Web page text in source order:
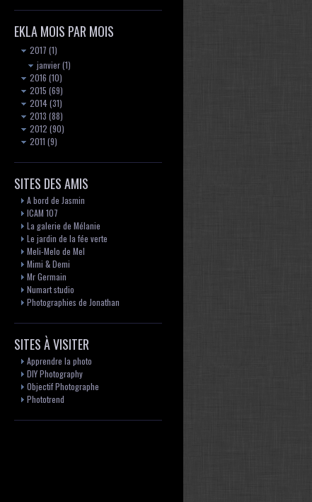
EKLA MOIS PAR MOIS
2017 (1)
janvier(1)
2016 (10)
2015 (69)
2014(31)
2013 (88)
2012 (90)
2011 (9)
SITES DES AMIS
A bord de Jasmin
ICAM 107
La galerie de Mélanie
Le jardin de la fée verte
Meli-Melo de Mel
Mimi & Demi
Mr Germain
Numart studio
Photographies de Jonathan
SITES À VISITER
Apprendre la photo
DIY Photography
Objectif Photographe
Phototrend